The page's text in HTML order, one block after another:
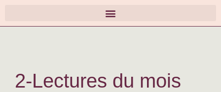
2-Lectures du mois